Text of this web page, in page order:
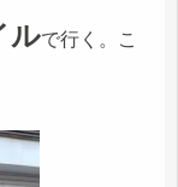
ルで行く。こ